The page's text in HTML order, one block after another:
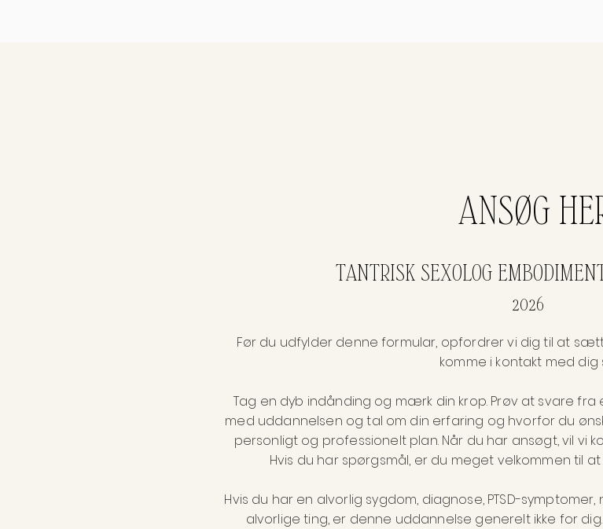
ANSØG
TANTRISK SEXOLOG
2026
Før du udfylder denne formular, opfordrer vi dig til at
komme i kontakt med dig
Tag en dyb indånding og mærk din krop. Prøv at svare
med uddannelsen og tal om din erfaring og hvorfor du
personligt og professionelt plan. Når du har ansøgt, vil vi
Hvis du har spørgsmål, er du meget velkommen til
Hvis du har en alvorlig sygdom, diagnose, PTSD-
alvorlige ting, er denne uddannelse generelt ikke for